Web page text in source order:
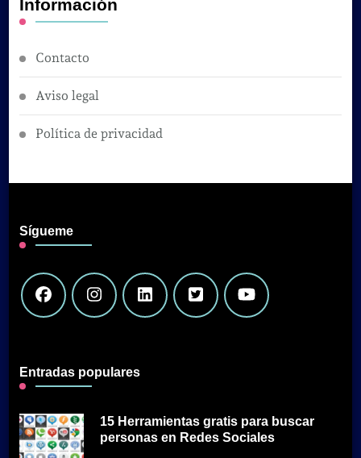
Información
Contacto
Aviso legal
Política de privacidad
Sígueme
Entradas populares
15 Herramientas gratis para buscar
personas en Redes Sociales